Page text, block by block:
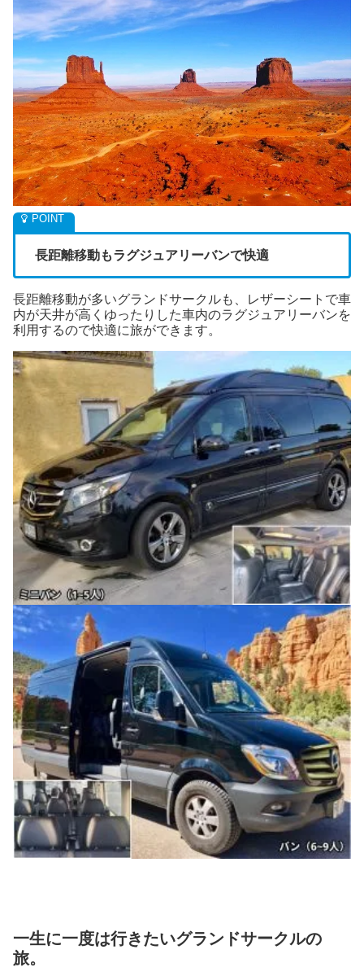
長距離移動もラグジュアリーバンで快適
長距離移動が多いグランドサークルも、レザーシートで車
内が天井が高くゆったりした車内のラグジュアリーバンを
利用するので快適に旅ができます。
一生に一度は行きたいグランドサークルの
旅。